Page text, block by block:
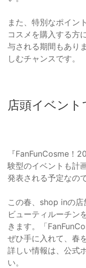
また、特別なポイン
コスメを購入する方
与される期間もあり
しむチャンスです。
店頭イベン
『FanFunCosme！
験型のイベントも計
発表される予定なの
この春、shop inの
ビューティルーチン
きます。「
ぜひ手に入れて、春
詳しい情報は、公式
い。